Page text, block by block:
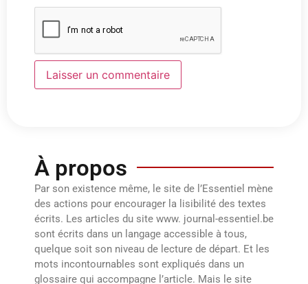
À propos
Par son existence même, le site de l’Essentiel mène
des actions pour encourager la lisibilité des textes
écrits. Les articles du site www. journal-essentiel.be
sont écrits dans un langage accessible à tous,
quelque soit son niveau de lecture de départ. Et les
mots incontournables sont expliqués dans un
glossaire qui accompagne l’article. Mais le site